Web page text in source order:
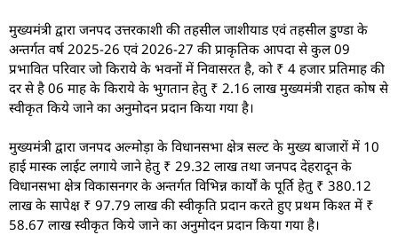
मुख्यमंत्री द्वारा जनपद उत्तरकाशी की तहसील जाशीयाड एवं तहसील डुण्डा के
अन्तर्गत वर्ष 2025-26 एवं 2026-27 की प्राकृतिक आपदा से कुल 09
प्रभावित परिवार जो किराये के भवनों में निवासरत है, को ₹ 4 हजार प्रतिमाह की
दर से है 06 माह के किराये के भुगतान हेतु ₹ 2.16 लाख मुख्यमंत्री राहत कोष से
स्वीकृत किये जाने का अनुमोदन प्रदान किया गया है।
मुख्यमंत्री द्वारा जनपद अल्मोड़ा के विधानसभा क्षेत्र सल्ट के मुख्य बाजारों में 10
हाई मास्क लाईट लगाये जाने हेतु ₹ 29.32 लाख तथा जनपद देहरादून के
विधानसभा क्षेत्र विकासनगर के अन्तर्गत विभिन्न कार्यों के पूर्ति हेतु ₹ 380.12
लाख के सापेक्ष ₹ 97.79 लाख की स्वीकृति प्रदान करते हुए प्रथम किश्त में ₹
58.67 लाख स्वीकृत किये जाने का अनुमोदन प्रदान किया गया है।